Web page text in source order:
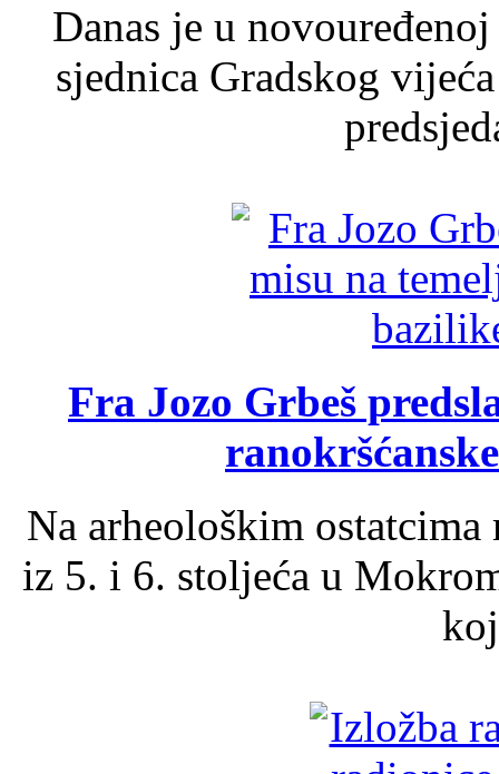
Danas je u
sjednica Gradskog
Fra Jozo Grbeš
Na arheološkim
iz 5. i 6. stoljeća u